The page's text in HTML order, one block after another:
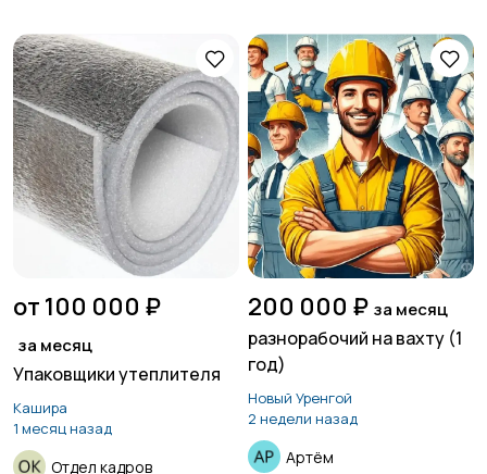
от 100 000 ₽
за месяц
Упаковщики утеплителя
Кашира
1 месяц назад
Отдел кадров
200 000 ₽ за месяц
разнорабочий на вахту (1
год)
Новый Уренгой
2 недели назад
Артём